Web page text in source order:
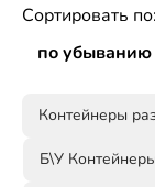
Сортировать по:
Контейнеры
Б\У Контейнеры